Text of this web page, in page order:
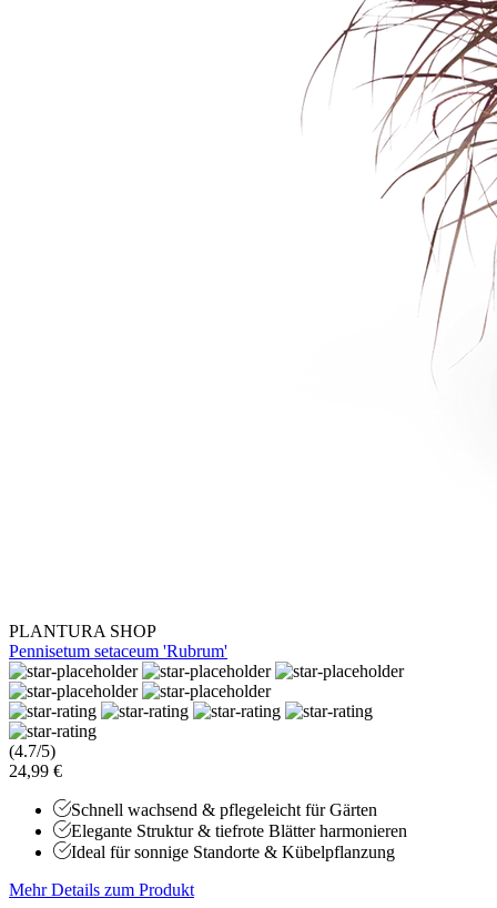
PLANTURA SHOP
Pennisetum setaceum 'Rubrum'
(4.7/5)
24,99 €
Schnell wachsend & pflegeleicht für Gärten
Elegante Struktur & tiefrote Blätter harmonieren
Ideal für sonnige Standorte & Kübelpflanzung
Mehr Details zum Produkt